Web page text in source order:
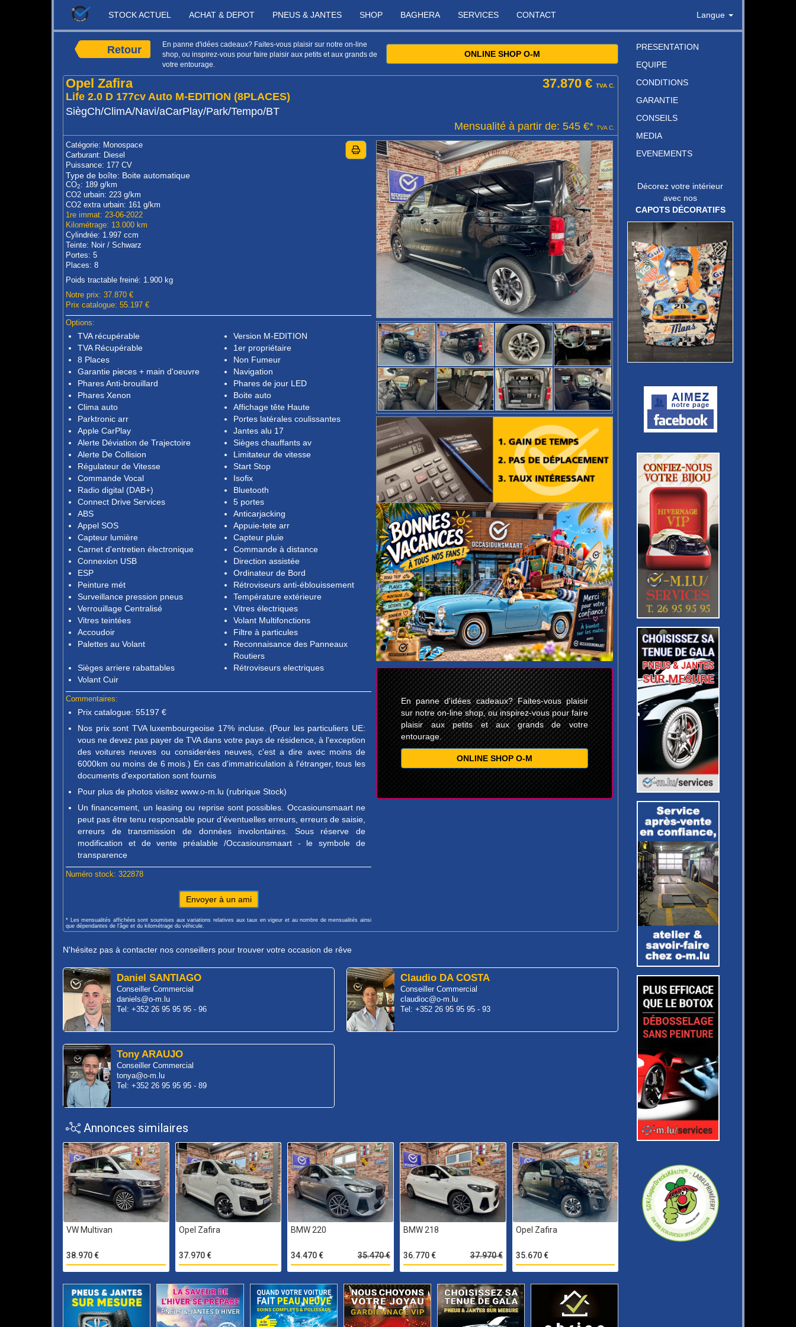
STOCK ACTUEL ACHAT & DEPOT PNEUS & JANTES SHOP BAGHERA SERVICES CONTACT Langue
Retour
En panne d'idées cadeaux? Faites-vous plaisir sur notre on-line
shop, ou inspirez-vous pour faire plaisir aux petits et aux grands de
votre entourage.
ONLINE SHOP O-M
Opel Zafira 37.870 € TVA C.
Life 2.0 D 177cv Auto M-EDITION (8PLACES)
SiègCh/ClimA/Navi/aCarPlay/Park/Tempo/BT
Mensualité à partir de: 545 €* TVA C.
Catégorie: Monospace
Carburant: Diesel
Puissance: 177 CV
Type de boîte: Boite automatique
CO2: 189 g/km
CO2 urbain: 223 g/km
CO2 extra urbain: 161 g/km
1re immat: 23-06-2022
Kilométrage: 13.000 km
Cylindrée: 1.997 ccm
Teinte: Noir / Schwarz
Portes: 5
Places: 8
Poids tractable freiné: 1.900 kg
Notre prix: 37.870 €
Prix catalogue: 55.197 €
Options:
TVA récupérable
Version M-EDITION
TVA Récupérable
1er propriétaire
8 Places
Non Fumeur
Garantie pieces + main d'oeuvre
Navigation
Phares Anti-brouillard
Phares de jour LED
Phares Xenon
Boite auto
Clima auto
Affichage tête Haute
Parktronic arr
Portes latérales coulissantes
Apple CarPlay
Jantes alu 17
Alerte Déviation de Trajectoire
Sièges chauffants av
Alerte De Collision
Limitateur de vitesse
Régulateur de Vitesse
Start Stop
Commande Vocal
Isofix
Radio digital (DAB+)
Bluetooth
Connect Drive Services
5 portes
ABS
Anticarjacking
Appel SOS
Appuie-tete arr
Capteur lumière
Capteur pluie
Carnet d'entretien électronique
Commande à distance
Connexion USB
Direction assistée
ESP
Ordinateur de Bord
Peinture mét
Rétroviseurs anti-éblouissement
Surveillance pression pneus
Température extérieure
Verrouillage Centralisé
Vitres électriques
Vitres teintées
Volant Multifonctions
Accoudoir
Filtre à particules
Palettes au Volant
Reconnaisance des Panneaux
Routiers
Sièges arriere rabattables
Rétroviseurs electriques
Volant Cuir
Commentaires:
Prix catalogue: 55197 €
Nos prix sont TVA luxembourgeoise 17% incluse. (Pour les particuliers UE:
vous ne devez pas payer de TVA dans votre pays de résidence, à l'exception
des voitures neuves ou considerées neuves, c'est a dire avec moins de
6000km ou moins de 6 mois.) En cas d'immatriculation à l'étranger, tous les
documents d'exportation sont fournis
Pour plus de photos visitez www.o-m.lu (rubrique Stock)
Un financement, un leasing ou reprise sont possibles. Occasiounsmaart ne
peut pas être tenu responsable pour d’éventuelles erreurs, erreurs de saisie,
erreurs de transmission de données involontaires. Sous réserve de
modification et de vente préalable /Occasiounsmaart - le symbole de
transparence
Numéro stock: 322878
Envoyer à un ami
* Les mensualités affichées sont soumises aux variations relatives aux taux en vigeur et au nombre de mensualités ainsi
que dépendantes de l'âge et du kilométrage du véhicule.
En panne d'idées cadeaux? Faites-vous plaisir
sur notre on-line shop, ou inspirez-vous pour faire
plaisir aux petits et aux grands de votre
entourage.
ONLINE SHOP O-M
N'hésitez pas à contacter nos conseillers pour trouver votre occasion de rêve
Daniel SANTIAGO
Conseiller Commercial
daniels@o-m.lu
Tel: +352 26 95 95 95 - 96
Claudio DA COSTA
Conseiller Commercial
claudioc@o-m.lu
Tel: +352 26 95 95 95 - 93
Tony ARAUJO
Conseiller Commercial
tonya@o-m.lu
Tel: +352 26 95 95 95 - 89
Annonces similaires
VW Multivan
38.970 €
Opel Zafira
37.970 €
BMW 220
35.470 €
34.470 €
BMW 218
37.970 €
36.770 €
Opel Zafira
35.670 €
PRESENTATION
EQUIPE
CONDITIONS
GARANTIE
CONSEILS
MEDIA
EVENEMENTS
Décorez votre intérieur
avec nos
CAPOTS DÉCORATIFS